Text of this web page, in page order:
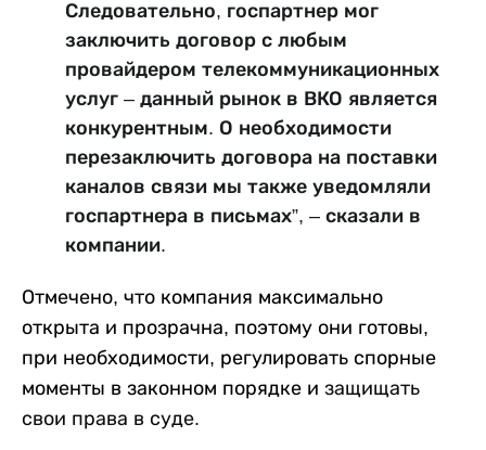
Следовательно, госпартнер мог
заключить договор с любым
провайдером телекоммуникационных
услуг – данный рынок в ВКО является
конкурентным. О необходимости
перезаключить договора на поставки
каналов связи мы также уведомляли
госпартнера в письмах”, – сказали в
компании.
Отмечено, что компания максимально
открыта и прозрачна, поэтому они готовы,
при необходимости, регулировать спорные
моменты в законном порядке и защищать
свои права в суде.